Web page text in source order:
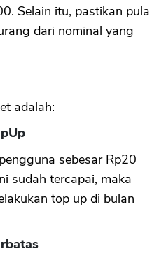
Selain itu, pastikan pula
dari nominal yang
adalah:
sebesar Rp20
sudah tercapai, maka
top up di bulan